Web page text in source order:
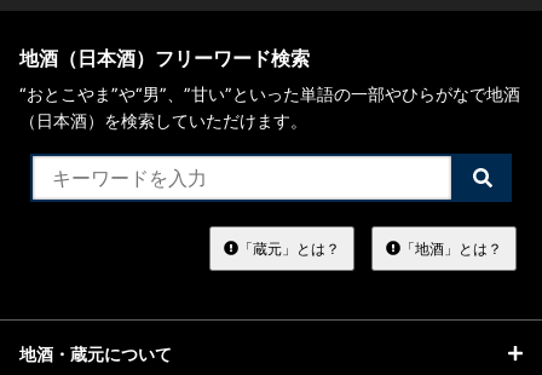
地酒（日本酒）フリーワード検索
“おとこやま”や“男”、”甘い”といった単語の一部やひらがなで地酒
（日本酒）を検索していただけます。
検
索
る
「蔵元」とは？ 「地酒」とは？
地酒・蔵元について